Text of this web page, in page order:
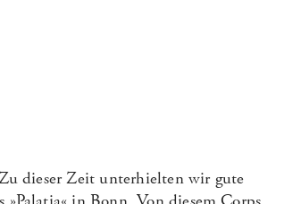
dieser Zeit unterhielten wir gute